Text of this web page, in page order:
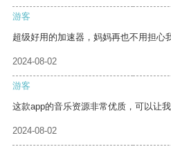
游客
超级好用的加速器，妈妈再也不用担心
2024-08-02
游客
这款app的音乐资源非常优质，可以让
2024-08-02